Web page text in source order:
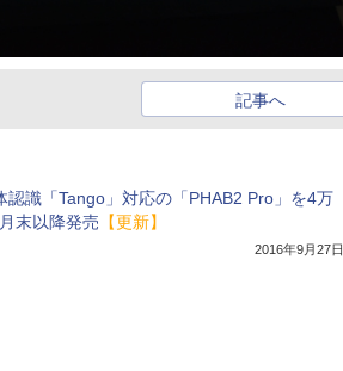
記事へ
認識「Tango」対応の「PHAB2 Pro」を4万
末以降発売 【更新】
2016年9月27日